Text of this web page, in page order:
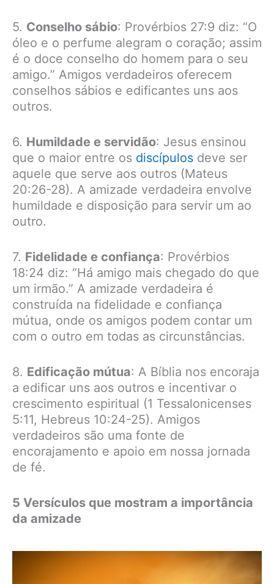
5. Conselho sábio: Provérbios 27:9 diz: “O
óleo e o perfume alegram o coração; assim
é o doce conselho do homem para o seu
amigo.” Amigos verdadeiros oferecem
conselhos sábios e edificantes uns aos
outros.
6. Humildade e servidão: Jesus ensinou
que o maior entre os discípulos deve ser
aquele que serve aos outros (Mateus
20:26-28). A amizade verdadeira envolve
humildade e disposição para servir um ao
outro.
7. Fidelidade e confiança: Provérbios
18:24 diz: “Há amigo mais chegado do que
um irmão.” A amizade verdadeira é
construída na fidelidade e confiança
mútua, onde os amigos podem contar um
com o outro em todas as circunstâncias.
8. Edificação mútua: A Bíblia nos encoraja
a edificar uns aos outros e incentivar o
crescimento espiritual (1 Tessalonicenses
5:11, Hebreus 10:24-25). Amigos
verdadeiros são uma fonte de
encorajamento e apoio em nossa jornada
de fé.
5 Versículos que mostram a importância
da amizade